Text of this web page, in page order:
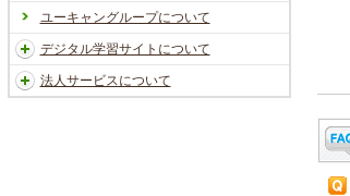
ユーキャングループについて
デジタル学習サイトについて
法人サービスについて